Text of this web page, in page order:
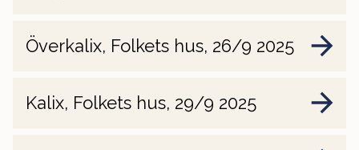
Överkalix, Folkets hus, 26/9 2025
Kalix, Folkets hus, 29/9 2025